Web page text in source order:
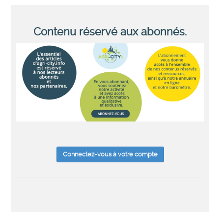
Contenu réservé aux abonnés.
Connectez-vous à votre compte